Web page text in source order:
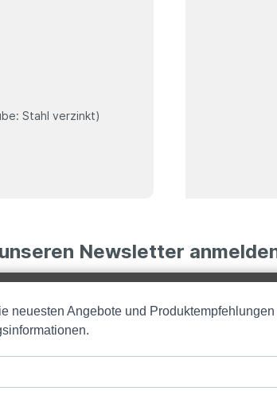
Stahl verzinkt)
Newsletter
neuesten Angebote und